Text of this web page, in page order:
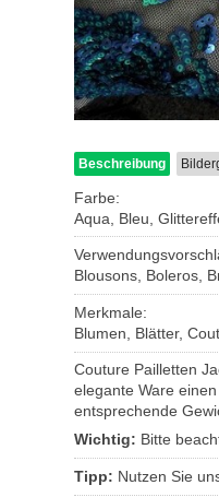
Beschreibung
Farbe:
Aqua, Bleu,
Blousons, Boleros,
Merkmale:
Blumen, Blätter,
Couture Pailletten
elegante Ware
entsprechende
Wichtig: Bitte
Tipp: Nutzen Sie